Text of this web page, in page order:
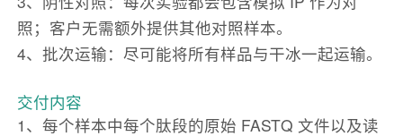
照；客户无需额外提供其他对照样本。
4、批次运输：尽可能将所有样品与干冰一起运输。
交付内容
1、每个样本中每个肽段的原始 FASTQ 文件以及读